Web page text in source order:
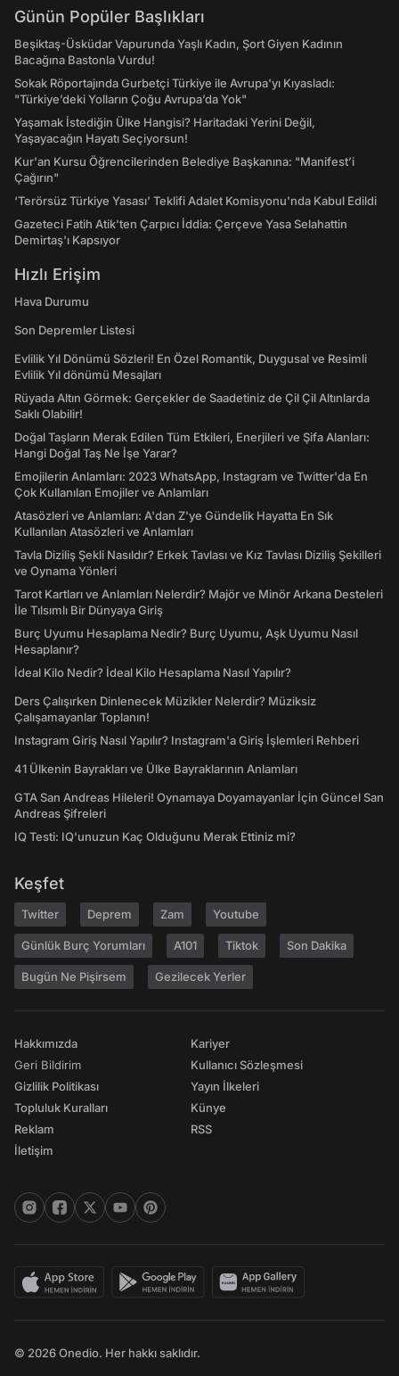
Günün Popüler Başlıkları
Beşiktaş-Üsküdar Vapurunda Yaşlı Kadın, Şort Giyen Kadının
Bacağına Bastonla Vurdu!
Sokak Röportajında Gurbetçi Türkiye ile Avrupa'yı Kıyasladı:
"Türkiye’deki Yolların Çoğu Avrupa’da Yok"
Yaşamak İstediğin Ülke Hangisi? Haritadaki Yerini Değil,
Yaşayacağın Hayatı Seçiyorsun!
Kur'an Kursu Öğrencilerinden Belediye Başkanına: "Manifest’i
Çağırın"
‘Terörsüz Türkiye Yasası’ Teklifi Adalet Komisyonu'nda Kabul Edildi
Gazeteci Fatih Atik'ten Çarpıcı İddia: Çerçeve Yasa Selahattin
Demirtaş'ı Kapsıyor
Hızlı Erişim
Hava Durumu
Son Depremler Listesi
Evlilik Yıl Dönümü Sözleri! En Özel Romantik, Duygusal ve Resimli
Evlilik Yıl dönümü Mesajları
Rüyada Altın Görmek: Gerçekler de Saadetiniz de Çil Çil Altınlarda
Saklı Olabilir!
Doğal Taşların Merak Edilen Tüm Etkileri, Enerjileri ve Şifa Alanları:
Hangi Doğal Taş Ne İşe Yarar?
Emojilerin Anlamları: 2023 WhatsApp, Instagram ve Twitter'da En
Çok Kullanılan Emojiler ve Anlamları
Atasözleri ve Anlamları: A'dan Z'ye Gündelik Hayatta En Sık
Kullanılan Atasözleri ve Anlamları
Tavla Diziliş Şekli Nasıldır? Erkek Tavlası ve Kız Tavlası Diziliş Şekilleri
ve Oynama Yönleri
Tarot Kartları ve Anlamları Nelerdir? Majör ve Minör Arkana Desteleri
İle Tılsımlı Bir Dünyaya Giriş
Burç Uyumu Hesaplama Nedir? Burç Uyumu, Aşk Uyumu Nasıl
Hesaplanır?
İdeal Kilo Nedir? İdeal Kilo Hesaplama Nasıl Yapılır?
Ders Çalışırken Dinlenecek Müzikler Nelerdir? Müziksiz
Çalışamayanlar Toplanın!
Instagram Giriş Nasıl Yapılır? Instagram'a Giriş İşlemleri Rehberi
41 Ülkenin Bayrakları ve Ülke Bayraklarının Anlamları
GTA San Andreas Hileleri! Oynamaya Doyamayanlar İçin Güncel San
Andreas Şifreleri
IQ Testi: IQ'unuzun Kaç Olduğunu Merak Ettiniz mi?
Keşfet
Twitter Deprem Zam Youtube
Günlük Burç Yorumları A101 Tiktok Son Dakika
Bugün Ne Pişirsem Gezilecek Yerler
Hakkımızda
Geri Bildirim
Gizlilik Politikası
Topluluk Kuralları
Reklam
İletişim
Kariyer
Kullanıcı Sözleşmesi
Yayın İlkeleri
Künye
RSS
© 2026 Onedio. Her hakkı saklıdır.